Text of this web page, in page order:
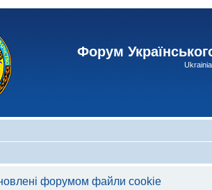
Форум
форумом файли cookie